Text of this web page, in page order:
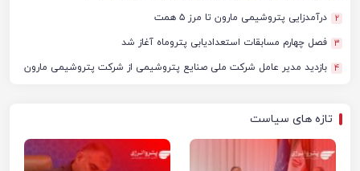
2 درآمدزایی پتروشیمی مارون تا مرز ۵ همت
3 فصل چهارم مسابقات استعدادیابی پتروماه آغاز شد
4 بازدید مدیر عامل شرکت ملی صنایع پتروشیمی از شرکت پتروشیمی مارون
تازه های سیاست